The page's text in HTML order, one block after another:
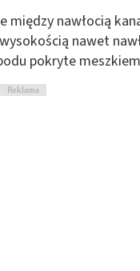
między nawłocią
nawet
pokryte
Reklama